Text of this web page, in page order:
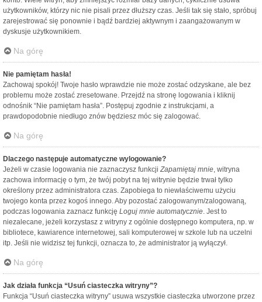
użytkowników, którzy nic nie pisali przez dłuższy czas. Jeśli tak się stało, spróbuj
zarejestrować się ponownie i bądź bardziej aktywnym i zaangażowanym w
dyskusje użytkownikiem.
Na górę
Nie pamiętam hasła!
Zachowaj spokój! Twoje hasło wprawdzie nie może zostać odzyskane, ale bez
problemu może zostać zresetowane. Przejdź na stronę logowania i kliknij
odnośnik “Nie pamiętam hasła”. Postępuj zgodnie z instrukcjami, a
prawdopodobnie niedługo znów będziesz móc się zalogować.
Na górę
Dlaczego następuje automatyczne wylogowanie?
Jeżeli w czasie logowania nie zaznaczysz funkcji Zapamiętaj mnie, witryna
zachowa informację o tym, że twój pobyt na tej witrynie będzie trwał tylko
określony przez administratora czas. Zapobiega to niewłaściwemu użyciu
twojego konta przez kogoś innego. Aby pozostać zalogowanym/zalogowaną,
podczas logowania zaznacz funkcję Loguj mnie automatycznie. Jest to
niezalecane, jeżeli korzystasz z witryny z ogólnie dostępnego komputera, np. w
bibliotece, kawiarence internetowej, sali komputerowej w szkole lub na uczelni
itp. Jeśli nie widzisz tej funkcji, oznacza to, że administrator ją wyłączył.
Na górę
Jak działa funkcja “Usuń ciasteczka witryny”?
Funkcja “Usuń ciasteczka witryny” usuwa wszystkie ciasteczka utworzone przez